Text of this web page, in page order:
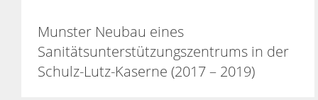
Munster Neubau eines
Sanitätsunterstützungszentrums in der
Schulz-Lutz-Kaserne (2017 – 2019)